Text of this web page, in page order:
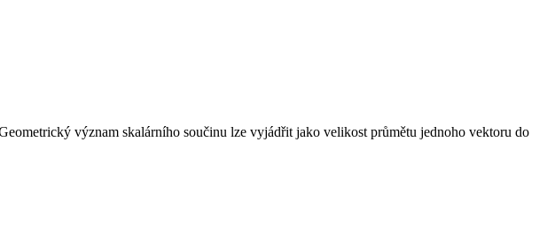
význam skalárního součinu lze vyjádřit jako velikost průmětu jednoho vektoru do